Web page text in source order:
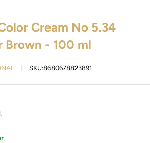
Cream No 5.34
Brown - 100 ml
SKU:8680678823891